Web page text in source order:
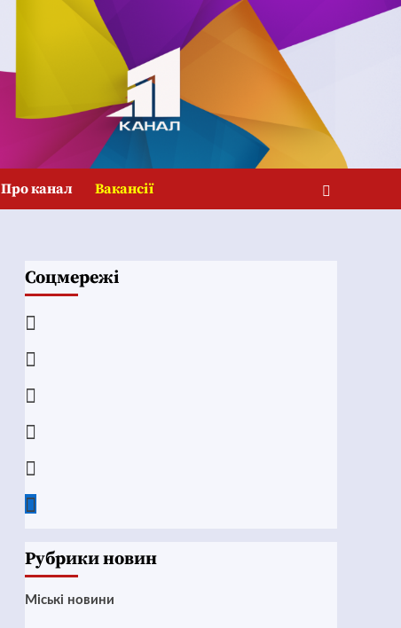
Про канал Вакансії
Соцмережі
Рубрики новин
Mіські новини